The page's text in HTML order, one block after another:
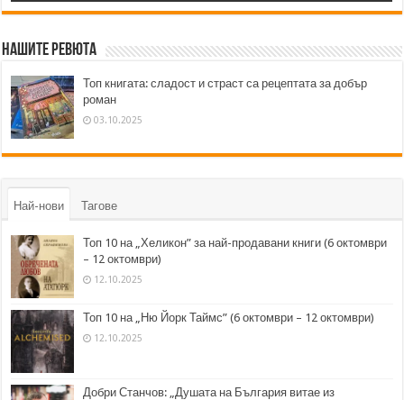
Нашите ревюта
Топ книгата: сладост и страст са рецептата за добър
роман
03.10.2025
Най-нови Тагове
Топ 10 на „Хеликон” за най-продавани книги (6 октомври
– 12 октомври)
12.10.2025
Топ 10 на „Ню Йорк Таймс” (6 октомври – 12 октомври)
12.10.2025
Добри Станчов: „Душата на България витае из